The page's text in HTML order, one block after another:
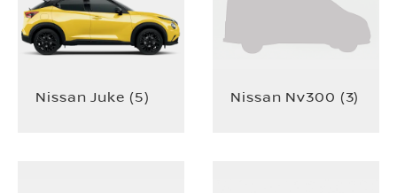
Nissan Juke (5) Nissan Nv300 (3)